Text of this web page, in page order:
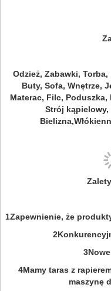
Odzież, Zabawki,
Buty, Sofa, Wnętrze,
Materac, Filc,
Strój kąpielowy,
1Zapewnienie, że
4Mamy taras z
maszynę